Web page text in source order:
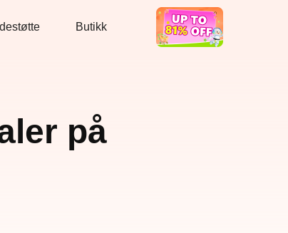
Butikk
Bra tilbud
på